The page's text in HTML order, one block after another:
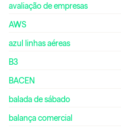
avaliação de empresas
AWS
azul linhas aéreas
B3
BACEN
balada de sábado
balança comercial